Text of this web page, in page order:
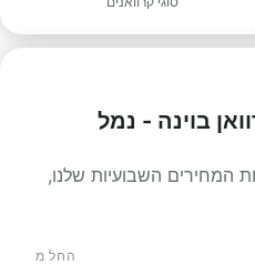
בוינה - נמל
המחירים השבועיות שלנו,
החל מ